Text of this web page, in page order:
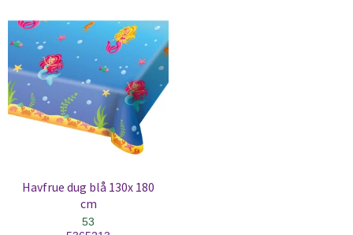
Havfrue dug blå 130x 180
cm
53